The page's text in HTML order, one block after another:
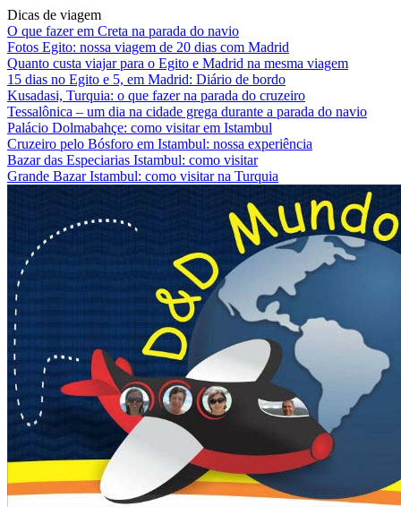
Dicas de viagem
O que fazer em Creta na parada do navio
Fotos Egito: nossa viagem de 20 dias com Madrid
Quanto custa viajar para o Egito e Madrid na mesma viagem
15 dias no Egito e 5, em Madrid: Diário de bordo
Kusadasi, Turquia: o que fazer na parada do cruzeiro
Tessalônica – um dia na cidade grega durante a parada do navio
Palácio Dolmabahçe: como visitar em Istambul
Cruzeiro pelo Bósforo em Istambul: nossa experiência
Bazar das Especiarias Istambul: como visitar
Grande Bazar Istambul: como visitar na Turquia